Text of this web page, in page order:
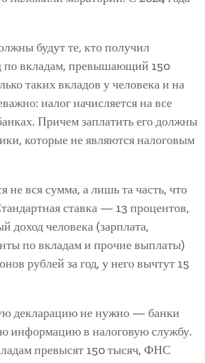
будут те, кто получил
по вкладам, превышающий 150
таких вкладов у человека и на
налог начисляется на все
Причем заплатить его должны
которые не являются налоговым
не вся сумма, а лишь та часть, что
ставка — 13 процентов,
доход человека (зарплата,
по вкладам и прочие выплаты)
рублей за год, у него вычтут 15
декларацию не нужно — банки
информацию в налоговую службу.
превысят 150 тысяч, ФНС